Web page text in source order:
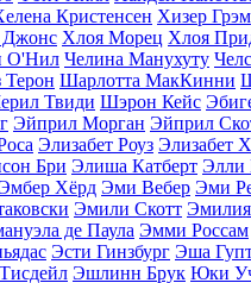
Кристенсен Хизер Грэм
Джонс Хлоя Морец Хлоя
O'Нил Челина Манухуту
Шарлотта МакКинни
Твиди Шэрон Кейс
Эйприл Морган Эйприл
Элизабет Роуз Элизабет
Бри Элиша Катберт Элли
Хёрд Эми Вебер Эми
Эмили Скотт
де Паула Эмми Россам
Эсти Гинзбург Эша
Эшлинн Брук Юки